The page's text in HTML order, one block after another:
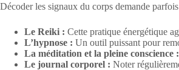
Décoder les signaux du corps demande
Le Reiki : Cette pratique énergétique
L’hypnose : Un outil puissant pour
La méditation et la pleine conscience :
Le journal corporel : Noter